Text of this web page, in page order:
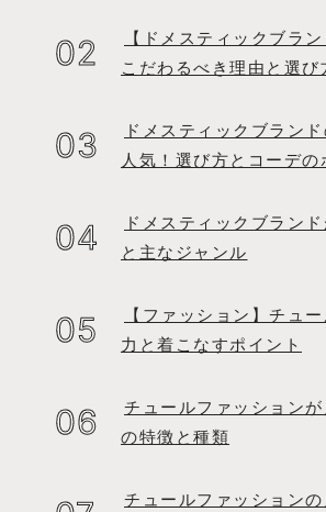
【ドメスティックブラ
こだわるべき理由と選び
ドメスティックブラン
人気！選び方とコーデの
ドメスティックブラン
と主なジャンル
【ファッション】チュ
力と着こなすポイント
チュールファッション
の特徴と種類
チュールファッション